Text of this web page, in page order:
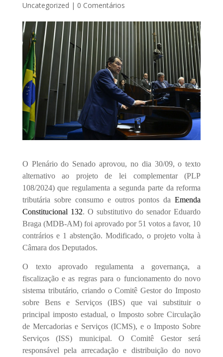
Uncategorized | 0 Comentários
O Plenário do Senado aprovou, no dia 30/09, o texto
alternativo ao projeto de lei complementar (PLP
108/2024) que regulamenta a segunda parte da reforma
tributária sobre consumo e outros pontos da Emenda
Constitucional 132. O substitutivo do senador Eduardo
Braga (MDB-AM) foi aprovado por 51 votos a favor, 10
contrários e 1 abstenção. Modificado, o projeto volta à
Câmara dos Deputados.
O texto aprovado regulamenta a governança, a
fiscalização e as regras para o funcionamento do novo
sistema tributário, criando o Comitê Gestor do Imposto
sobre Bens e Serviços (IBS) que vai substituir o
principal imposto estadual, o Imposto sobre Circulação
de Mercadorias e Serviços (ICMS), e o Imposto Sobre
Serviços (ISS) municipal. O Comitê Gestor será
responsável pela arrecadação e distribuição do novo